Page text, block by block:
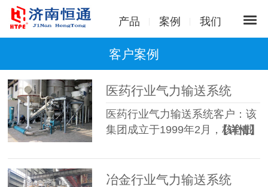
产品 案例 我们
客户案例
医药行业气力输送系统
医药行业气力输送系统客户：该
集团成立于1999年2月，核心业
【详情】
冶金行业气力输送系统